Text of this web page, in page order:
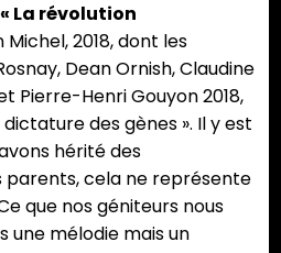
« La révolution
Michel, 2018, dont les
Dean Ornish, Claudine
Pierre-Henri Gouyon 2018,
des gènes ». Il y est
hérité des
parents, cela ne représente
que nos géniteurs nous
une mélodie mais un